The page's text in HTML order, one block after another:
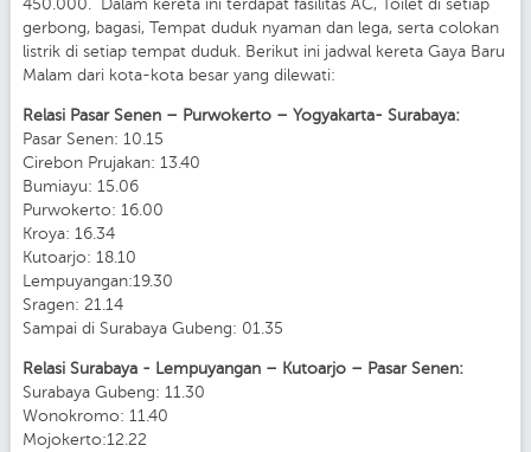
450.000. Dalam kereta ini terdapat fasilitas AC, Toilet di setiap
gerbong, bagasi, Tempat duduk nyaman dan lega, serta colokan
listrik di setiap tempat duduk. Berikut ini jadwal kereta Gaya Baru
Malam dari kota-kota besar yang dilewati:
Relasi Pasar Senen – Purwokerto – Yogyakarta- Surabaya:
Pasar Senen: 10.15
Cirebon Prujakan: 13.40
Bumiayu: 15.06
Purwokerto: 16.00
Kroya: 16.34
Kutoarjo: 18.10
Lempuyangan:19.30
Sragen: 21.14
Sampai di Surabaya Gubeng: 01.35
Relasi Surabaya - Lempuyangan – Kutoarjo – Pasar Senen:
Surabaya Gubeng: 11.30
Wonokromo: 11.40
Mojokerto:12.22